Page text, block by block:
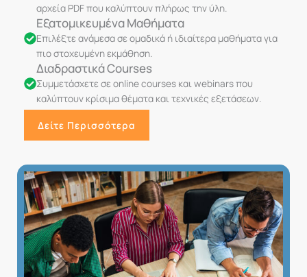
αρχεία PDF που καλύπτουν πλήρως την ύλη.
Εξατομικευμένα Μαθήματα
Επιλέξτε ανάμεσα σε ομαδικά ή ιδιαίτερα μαθήματα για
πιο στοχευμένη εκμάθηση.
Διαδραστικά Courses
Συμμετάσχετε σε online courses και webinars που
καλύπτουν κρίσιμα θέματα και τεχνικές εξετάσεων.
Δείτε Περισσότερα